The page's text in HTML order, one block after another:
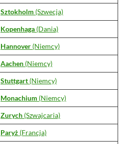
Sztokholm (Szwecja)
Kopenhaga (Dania)
Hannover (Niemcy)
Aachen (Niemcy)
Stuttgart (Niemcy)
Monachium (Niemcy)
Zurych (Szwajcaria)
Paryż (Francja)